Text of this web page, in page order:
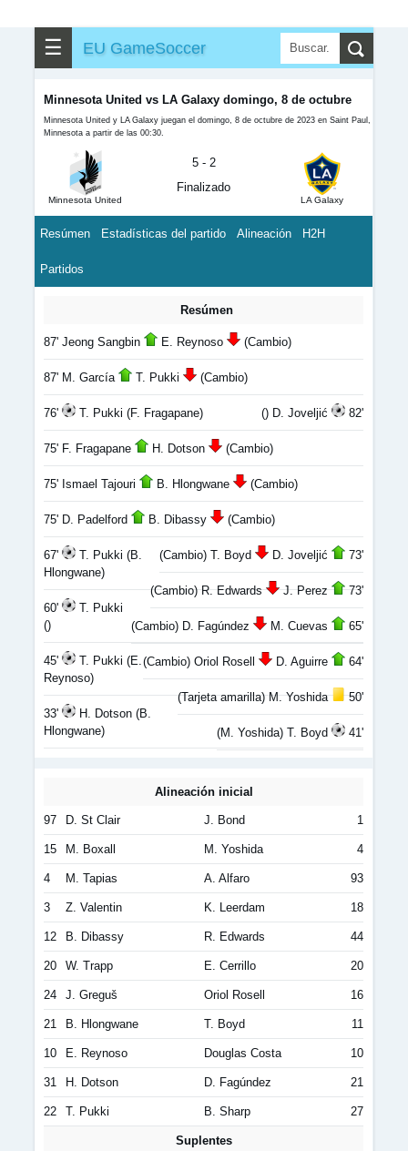
☰ EU GameSoccer
Minnesota United vs LA Galaxy domingo, 8 de octubre
Minnesota United y LA Galaxy juegan el domingo, 8 de octubre de 2023 en Saint Paul,
Minnesota a partir de las 00:30.
Minnesota United
5 - 2
Finalizado
LA Galaxy
Resúmen Estadísticas del partido Alineación H2H
Partidos
Resúmen
87' Jeong Sangbin E. Reynoso (Cambio)
87' M. García T. Pukki (Cambio)
() D. Joveljić 82'
76' T. Pukki (F. Fragapane)
75' F. Fragapane H. Dotson (Cambio)
75' Ismael Tajouri B. Hlongwane (Cambio)
75' D. Padelford B. Dibassy (Cambio)
(Cambio) T. Boyd D. Joveljić 73'
(Cambio) R. Edwards J. Perez 73'
67'
T. Pukki (B.
Hlongwane)
(Cambio) D. Fagúndez M. Cuevas 65'
(Cambio) Oriol Rosell D. Aguirre 64'
60'
T. Pukki
()
(Tarjeta amarilla) M. Yoshida 50'
45'
T. Pukki (E.
Reynoso)
(M. Yoshida) T. Boyd 41'
33'
H. Dotson (B.
Hlongwane)
Alineación inicial
97 D. St Clair J. Bond 1
15 M. Boxall M. Yoshida 4
4 M. Tapias A. Alfaro 93
3 Z. Valentin K. Leerdam 18
12 B. Dibassy R. Edwards 44
20 W. Trapp E. Cerrillo 20
24 J. Greguš Oriol Rosell 16
21 B. Hlongwane T. Boyd 11
10 E. Reynoso Douglas Costa 10
31 H. Dotson D. Fagúndez 21
22 T. Pukki B. Sharp 27
Suplentes